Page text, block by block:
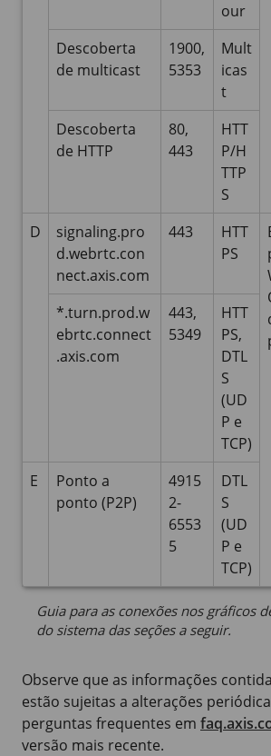
Guia para as conexões nos gráficos
do sistema das seções a seguir.
our
Descoberta
de multicast
1900,
5353
Mult
icas
t
Descoberta
de HTTP
80,
443
HTT
P/H
TTP
S
D
signaling.pro
d.webrtc.con
nect.axis.com
443
HTT
PS
*.turn.prod.w
ebrtc.connect
.axis.com
443,
5349
HTT
PS,
DTL
S
(UD
P e
TCP)
E
Ponto a
ponto (P2P)
4915
2-
6553
5
DTL
S
(UD
P e
TCP)
Observe que as informações
estão sujeitas a alterações
perguntas frequentes em
versão mais recente.